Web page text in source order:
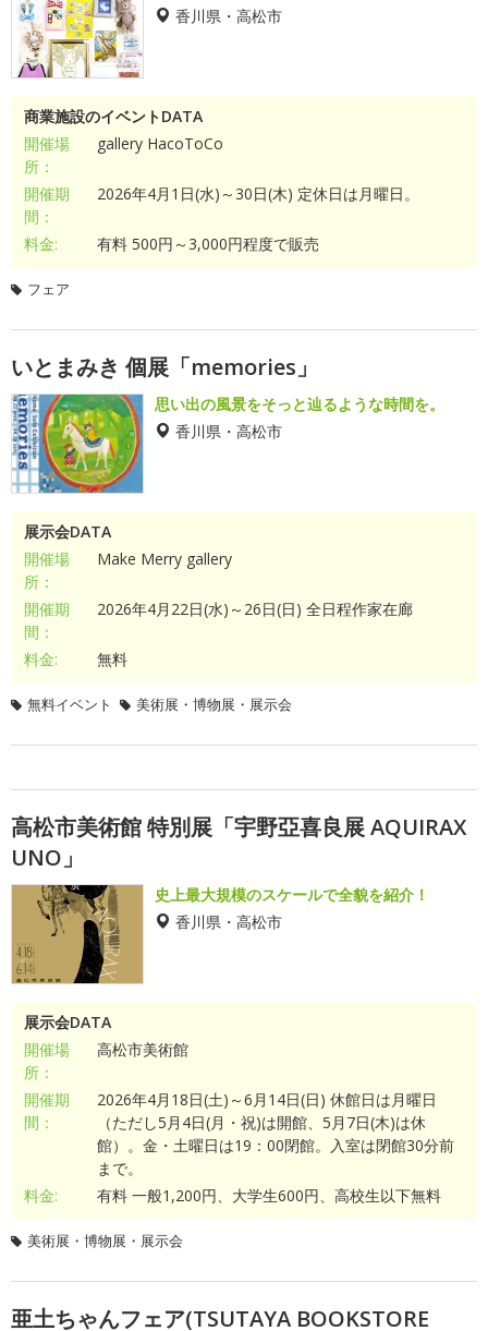
香川県・高松市
商業施設のイベントDATA
開催場
所：
gallery HacoToCo
開催期
間：
2026年4月1日(水)～30日(木) 定休日は月曜日。
料金: 有料 500円～3,000円程度で販売
フェア
いとまみき 個展「memories」
思い出の風景をそっと辿るような時間を。
香川県・高松市
展示会DATA
開催場
所：
Make Merry gallery
開催期
間：
2026年4月22日(水)～26日(日) 全日程作家在廊
料金: 無料
無料イベント 美術展・博物展・展示会
高松市美術館 特別展「宇野亞喜良展 AQUIRAX
UNO」
史上最大規模のスケールで全貌を紹介！
香川県・高松市
展示会DATA
開催場
所：
高松市美術館
開催期
間：
2026年4月18日(土)～6月14日(日) 休館日は月曜日
（ただし5月4日(月・祝)は開館、5月7日(木)は休
館）。金・土曜日は19：00閉館。入室は閉館30分前
まで。
料金:
有料 一般1,200円、大学生600円、高校生以下無料
美術展・博物展・展示会
亜土ちゃんフェア(TSUTAYA BOOKSTORE